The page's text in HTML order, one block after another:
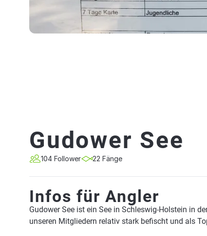
Gudower See
104 Follower 22 Fänge
Infos für Angler
Gudower See ist ein See in Schleswig-Holstein in
unseren Mitgliedern relativ stark befischt und als